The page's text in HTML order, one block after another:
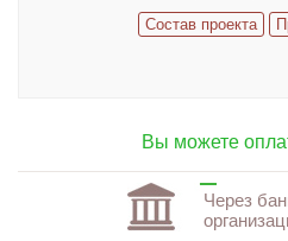
Состав проекта
Вы можете
Через